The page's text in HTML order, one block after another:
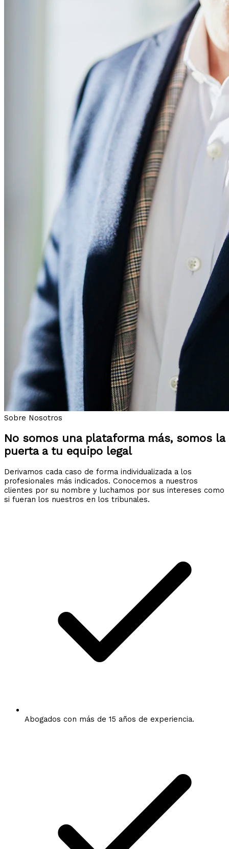
Sobre Nosotros
No somos una plataforma más, somos la
puerta a tu equipo legal
Derivamos cada caso de forma individualizada a los
profesionales más indicados. Conocemos a nuestros
clientes por su nombre y luchamos por sus intereses como
si fueran los nuestros en los tribunales.
Abogados con más de 15 años de experiencia.